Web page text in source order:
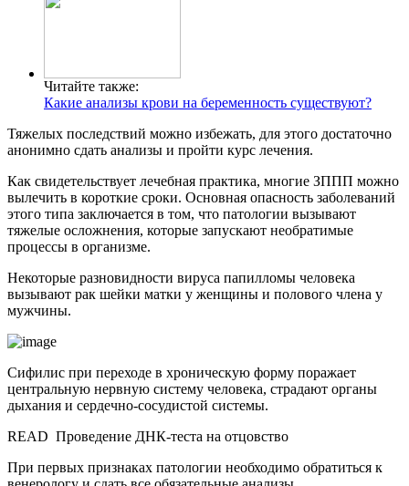
Читайте также:
Какие анализы крови на беременность существуют?
Тяжелых последствий можно избежать, для этого достаточно
анонимно сдать анализы и пройти курс лечения.
Как свидетельствует лечебная практика, многие ЗППП можно
вылечить в короткие сроки. Основная опасность заболеваний
этого типа заключается в том, что патологии вызывают
тяжелые осложнения, которые запускают необратимые
процессы в организме.
Некоторые разновидности вируса папилломы человека
вызывают рак шейки матки у женщины и полового члена у
мужчины.
Сифилис при переходе в хроническую форму поражает
центральную нервную систему человека, страдают органы
дыхания и сердечно-сосудистой системы.
READ Проведение ДНК-теста на отцовство
При первых признаках патологии необходимо обратиться к